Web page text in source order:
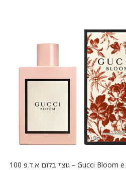
Gucci Bloom e.d.p 100 ml – גוצ’י בלום א.ד.פ 100